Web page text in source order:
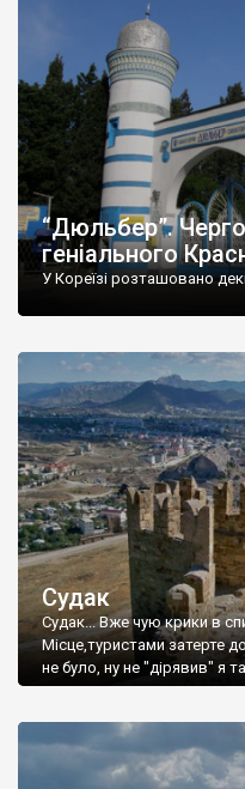
“Дюльбер”.
геніального
У Кореїзі розташовано
Судак
Судак... Вже чую крики в
Місце,туристами затерте
не було, ну не "дірявив" я